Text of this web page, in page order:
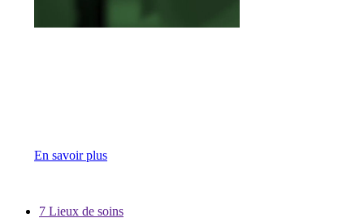
En savoir plus
7 Lieux de soins